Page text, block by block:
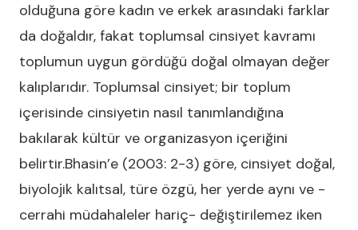
olduğuna göre kadın ve erkek arasındaki farklar
da doğaldır, fakat toplumsal cinsiyet kavramı
toplumun uygun gördüğü doğal olmayan değer
kalıplarıdır. Toplumsal cinsiyet; bir toplum
içerisinde cinsiyetin nasıl tanımlandığına
bakılarak kültür ve organizasyon içeriğini
belirtir.Bhasin’e (2003: 2-3) göre, cinsiyet doğal,
biyolojik kalıtsal, türe özgü, her yerde aynı ve -
cerrahi müdahaleler hariç- değiştirilemez iken